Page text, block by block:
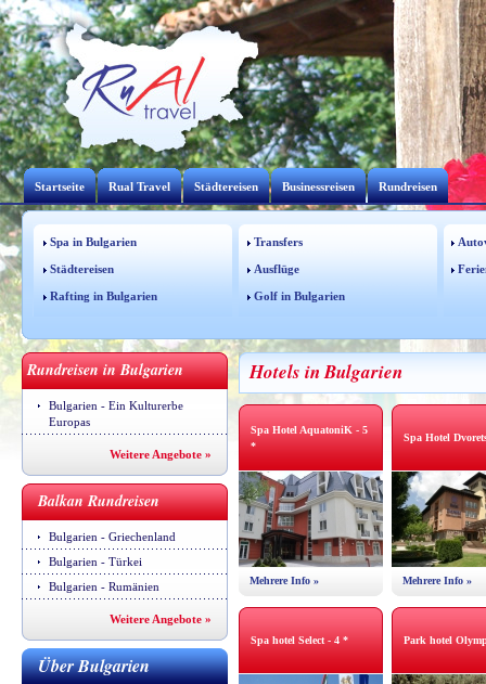
Startseite Rual Travel Städtereisen Businessreisen Rundreisen
Spa in Bulgarien Transfers
Städtereisen Ausflüge
Rafting in Bulgarien Golf in Bulgarien
Rundreisen in Bulgarien
Bulgarien - Ein Kulturerbe
Europas
Weitere Angebote »
Balkan Rundreisen
Bulgarien - Griechenland
Bulgarien - Türkei
Bulgarien - Rumänien
Weitere Angebote »
Über Bulgarien
Hotels in Bulgarien
Spa Hotel AquatoniK - 5
*
Mehrere Info »
Spa Hotel
Mehrere Info »
Spa hotel Select - 4 * Park hotel